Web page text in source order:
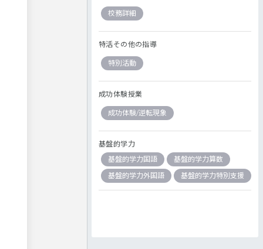
校務詳細
特活その他の指導
特別活動
成功体験授業
成功体験/逆転現象
基盤的学力
基盤的学力国語
基盤的学力算数
基盤的学力外国語
基盤的学力特別支援